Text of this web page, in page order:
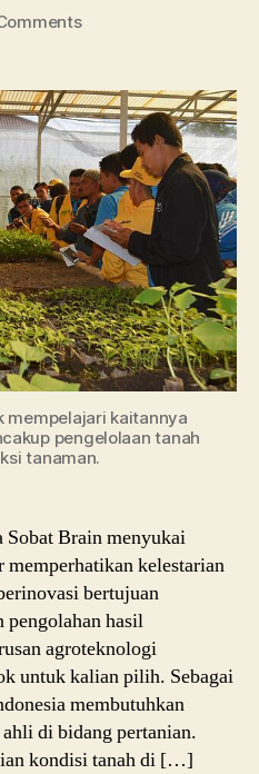
on
Mulai
Pengertian,
Mata
Kuliah,
Potensi
Prospek
Kerja
mempelajari kaitannya
pengelolaan tanah
tanaman.
Brain menyukai
memperhatikan kelestarian
bertujuan
pengolahan hasil
agroteknologi
untuk kalian pilih. Sebagai
membutuhkan
di bidang pertanian.
kondisi tanah di […]